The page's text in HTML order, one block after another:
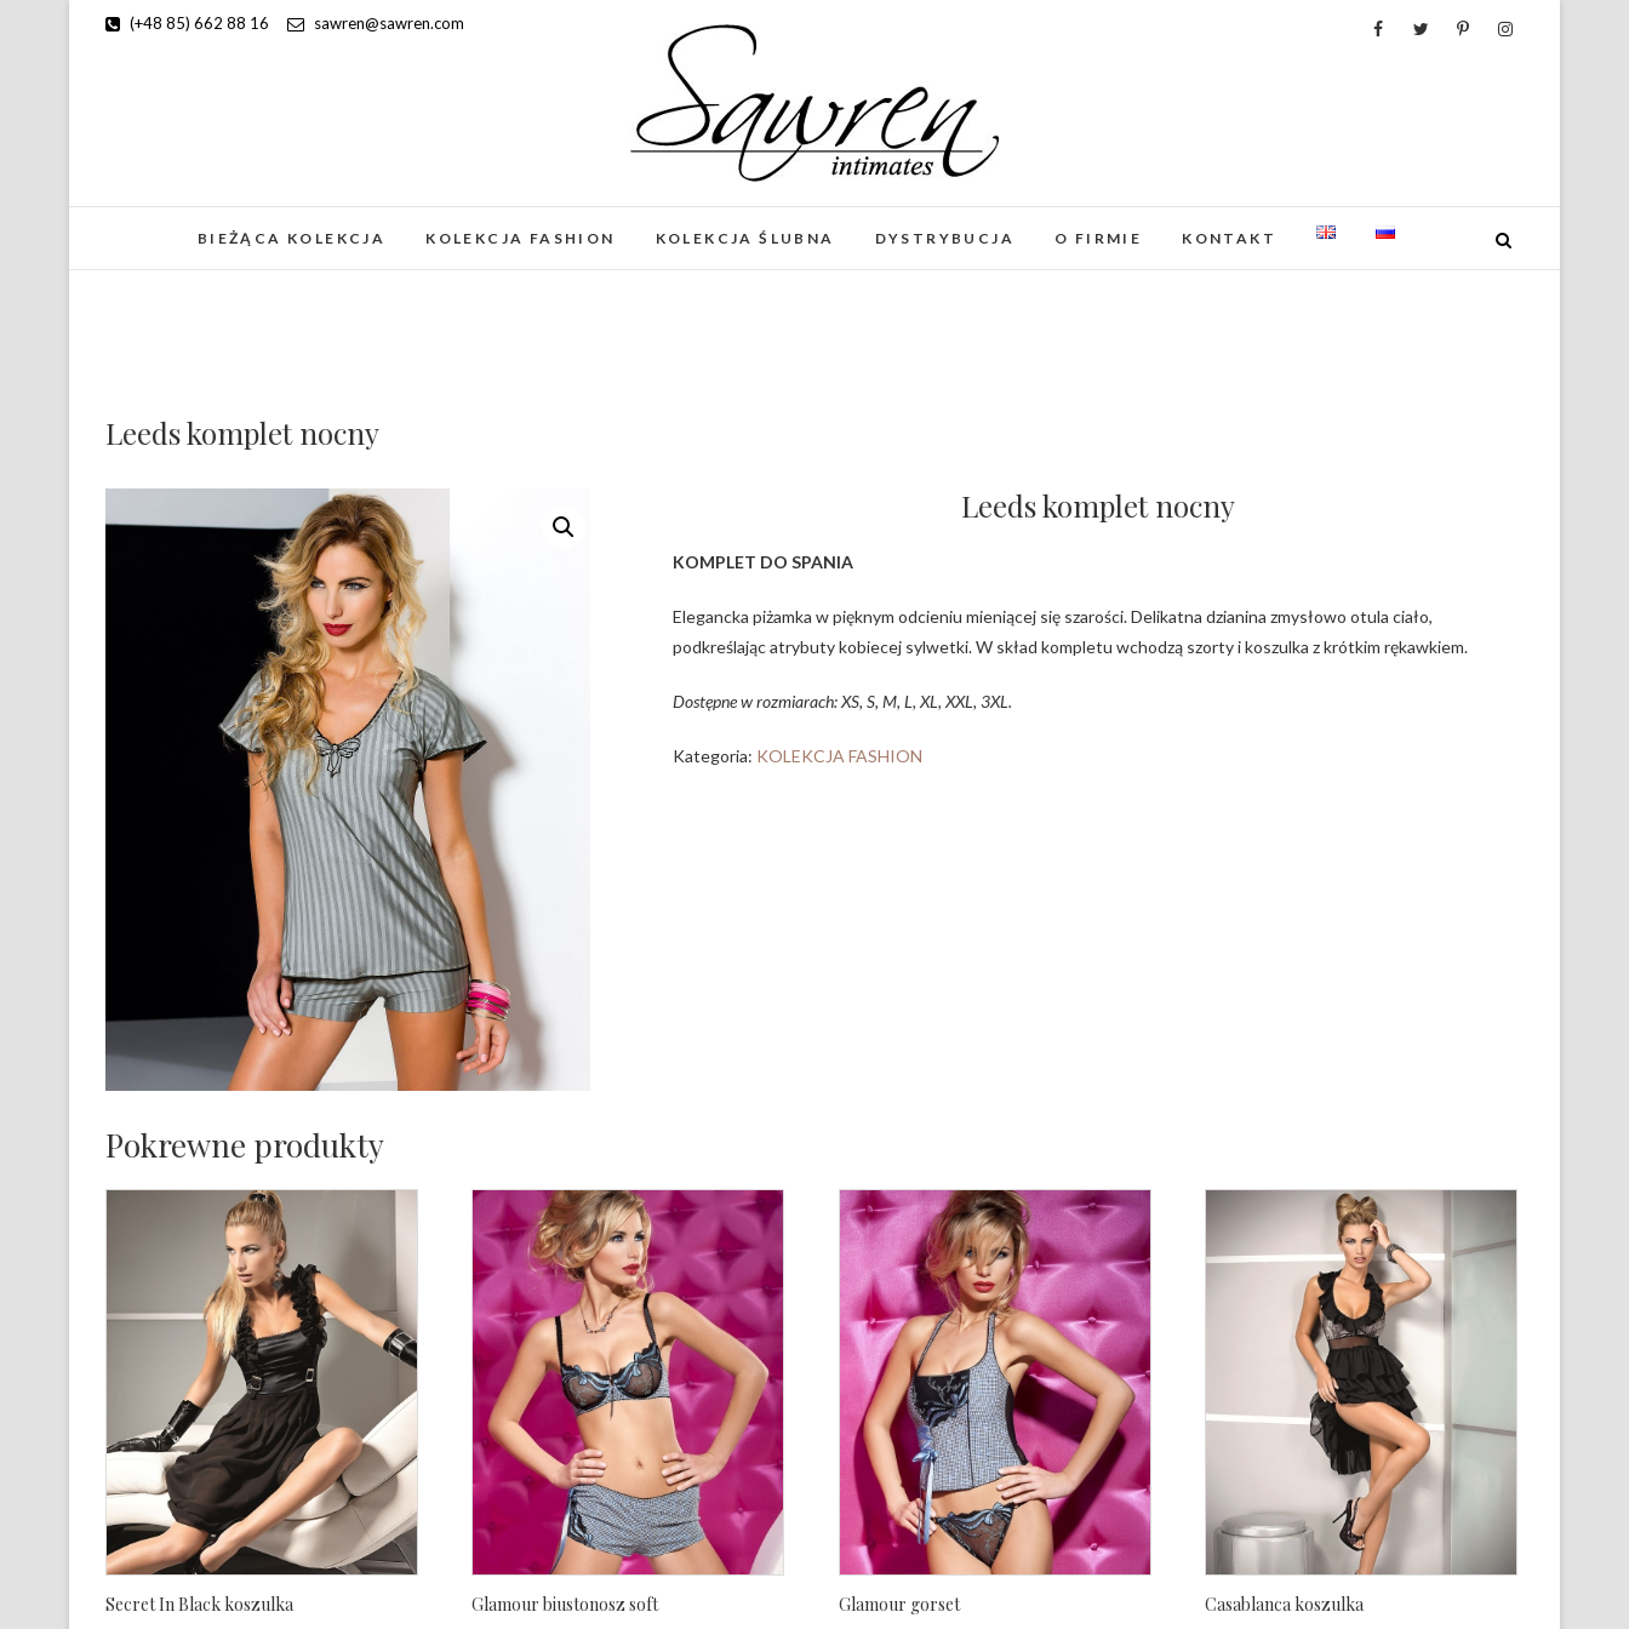
(+48 85) 662 88 16 sawren@sawren.com
BIEŻĄCA KOLEKCJA KOLEKCJA FASHION KOLEKCJA ŚLUBNA DYSTRYBUCJA O FIRMIE KONTAKT
Leeds komplet nocny
Leeds komplet nocny
KOMPLET DO SPANIA
Elegancka piżamka w pięknym odcieniu mieniącej się szarości. Delikatna dzianina zmysłowo otula ciało,
podkreślając atrybuty kobiecej sylwetki. W skład kompletu wchodzą szorty i koszulka z krótkim rękawkiem.
Dostępne w rozmiarach: XS, S, M, L, XL, XXL, 3XL.
Kategoria: KOLEKCJA FASHION
Pokrewne produkty
Secret In Black koszulka Glamour biustonosz soft Glamour gorset Casablanca koszulka